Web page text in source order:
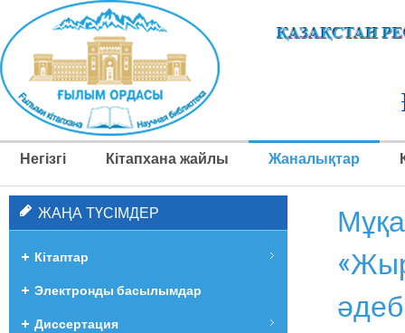
Негізгі Кітапхана жайлы Жаналықтар
ЖАҢА ТҮСІМДЕР
Кітаптар
Электронды басылымдар
Диссертация